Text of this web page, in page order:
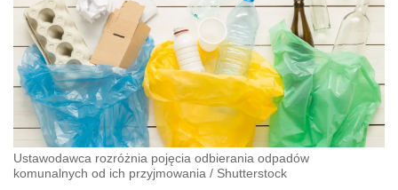
Ustawodawca rozróżnia pojęcia odbierania odpadów
komunalnych od ich przyjmowania / Shutterstock